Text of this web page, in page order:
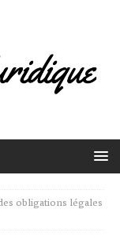
obligations légales